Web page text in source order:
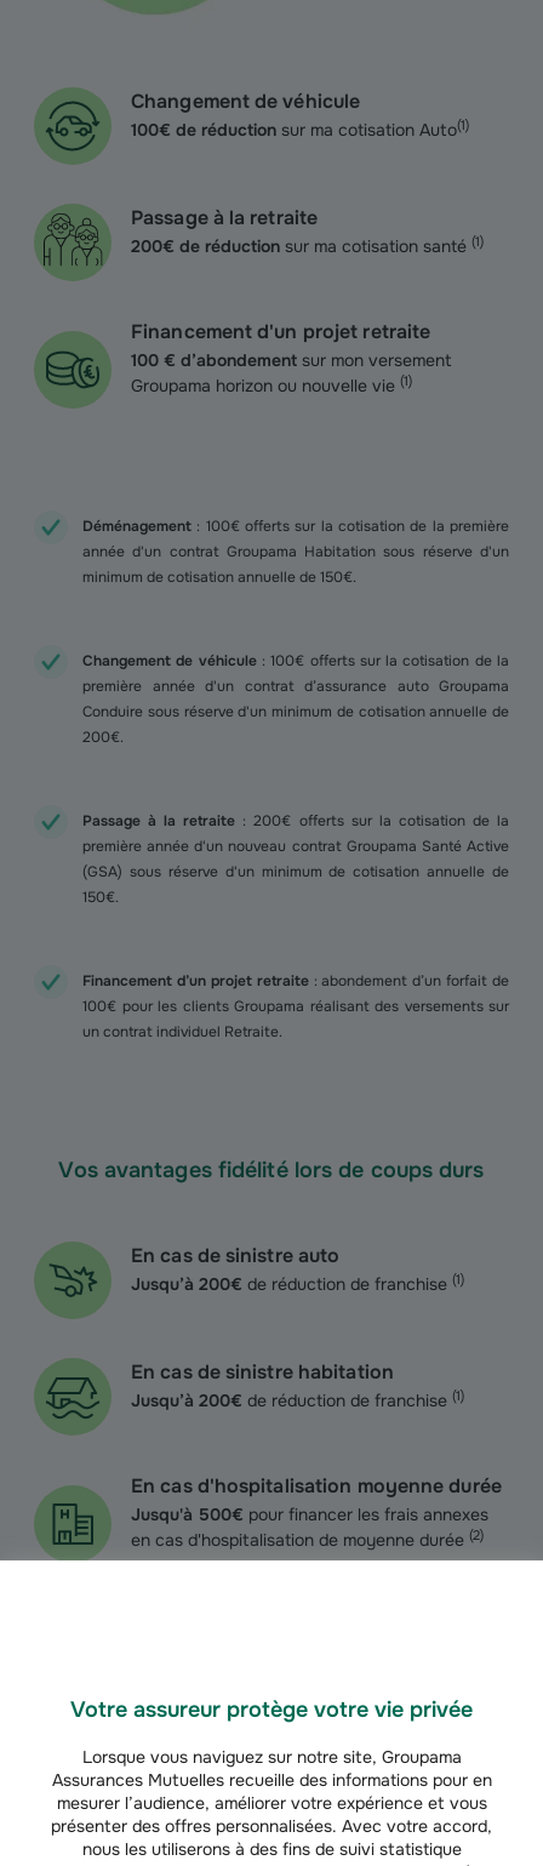
Votre assureur protège votre vie privée
Lorsque vous naviguez sur notre site, Groupama
Assurances Mutuelles recueille des informations pour en
mesurer l’audience, améliorer votre expérience et vous
présenter des offres personnalisées. Avec votre accord,
nous les utiliserons à des fins de suivi statistique
Changement de véhicule
100€ de réduction sur ma cotisation Auto(1)
Passage à la retraite
200€ de réduction sur ma cotisation santé (1)
Financement d'un projet retraite
100 € d’abondement sur mon versement
Groupama horizon ou nouvelle vie (1)
Déménagement : 100€ offerts sur la cotisation de la première
année d'un contrat Groupama Habitation sous réserve d'un
minimum de cotisation annuelle de 150€.
Changement de véhicule: 100€ offerts sur la cotisation de la
première année d'un contrat d’assurance auto Groupama
Conduire sous réserve d'un minimum de cotisation annuelle de
200€.
Passage à la retraite : 200€ offerts sur la cotisation de la
première année d'un nouveau contrat Groupama Santé Active
(GSA) sous réserve d'un minimum de cotisation annuelle de
150€.
Financement d’un projet retraite: abondement d’un forfait de
100€ pour les clients Groupama réalisant des versements sur
un contrat individuel Retraite.
Vos avantages fidélité lors de coups durs
En cas de sinistre auto
Jusqu’à 200€ de réduction de franchise (1)
En cas de sinistre habitation
Jusqu’à 200€ de réduction de franchise (1)
En cas d'hospitalisation moyenne durée
Jusqu'à 500€ pour financer les frais annexes
en cas d'hospitalisation de moyenne durée (2)
En cas de sinistre Auto :100€ ou 200€ de réduction de
franchise si vous disposez respectivement de 3 ou 5 ans